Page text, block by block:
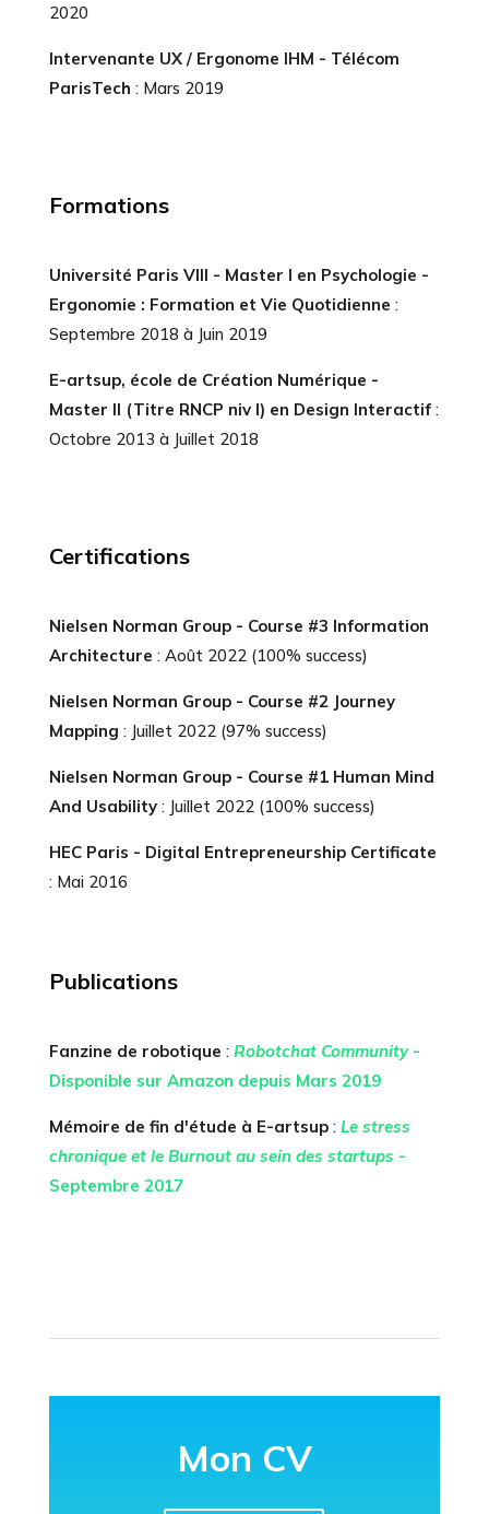
2020
Intervenante UX / Ergonome IHM - Télécom
ParisTech : Mars 2019
Formations
Université Paris VIII - Master I en Psychologie -
Ergonomie : Formation et Vie Quotidienne :
Septembre 2018 à Juin 2019
E-artsup, école de Création Numérique -
Master II (Titre RNCP niv I) en Design Interactif :
Octobre 2013 à Juillet 2018
Certifications
Nielsen Norman Group - Course #3 Information
Architecture : Août 2022 (100% success)
Nielsen Norman Group - Course #2Journey
Mapping : Juillet 2022 (97% success)
Nielsen Norman Group - Course #1Human Mind
And Usability: Juillet 2022 (100% success)
HEC Paris - Digital Entrepreneurship Certificate
: Mai 2016
Publications
Fanzine de robotique : Robotchat Community -
Disponible sur Amazon depuis Mars 2019
Mémoire de fin d'étude à E-artsup: Le stress
chronique et le Burnout au sein des startups -
Septembre 2017
Mon CV